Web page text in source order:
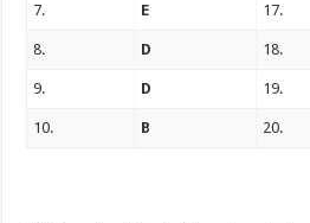
7. E 17.
8. D 18.
9. D 19.
10. B 20.